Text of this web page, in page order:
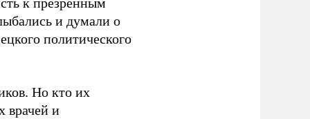
к презренным
и думали о
политического
Но кто их
врачей и